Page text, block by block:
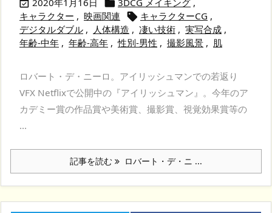
 
キャラクター , 映画関連  キャラクターCG ,
デジタルダブル , 人体構造 , 凄い技術 , 実写合成 ,
年齢-中年 , 年齢-高年 , 性別-男性 , 撮影風景 , 肌
ロバート・デ・ニーロ。アイリッシュマンでの若返り
VFX Netflixで公開中の『アイリッシュマン』。今年のア
カデミー賞の作品賞や美術賞、撮影賞、視覚効果賞等の
...
記事を読む ロバート・デ・ニ ...